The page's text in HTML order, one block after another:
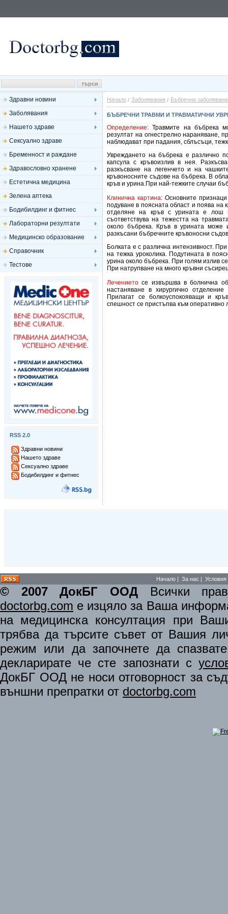
Здравни новини
Заболявания
Нашето здраве
Сексуално здраве
Бременност и раждане
Здравословно хранене
Естетична медицина
Зелена аптека
Бодибилдинг и фитнес
Лабораторни резултати
Медицинско образование
Справочник
Тестове
RSS 2.0
Здравни новини
Нашето здраве
Сексуално здраве
Бодибилдинг и фитнес
Начало Заболявания Бъбречни
БЪБРЕЧНИ ТРАВМИ И ТРАВМАТИЧНИ
Определение: Травмите на бъбрека
резултат на огнестрелно нараняване,
наблюдават при падания, сблъсъци,
Увреждането на бъбрека е различно
капсула с кръвоизлив в нея.
разкъсване на легенчето и на
кръвоносните съдове на бъбрека. В
кръв и урина.При най-тежките случаи
Клинична картина: Основните
подуване в поясната област и поява
отделяне на кръв с урината е лош
съответствува на тежестта на
около бъбрека. Кръв в урината може
разкъсани бъбречните кръвоносни
Болката е с различна интензивност.
на тежка уроколика. Подутината в
урина около бъбрека. При голям излив
При натрупване на много кръвни
Лечението се извършва в болнична
настаняване в хирургично
Прилагат се болкоуспокояващи и
спешност се пристъпва към оперативно
Начало | За нас | Условия
© 2007 ДокБГ ООД Всички
doctorbg.com е изцяло за Ваша
на медицинска консултация при
трябва да търсите съвет от Вашия
режим или да започнете да
декларирате че сте запознати с
ДокБГ ООД не носи отговорност за
външни препратки от doctorbg.com